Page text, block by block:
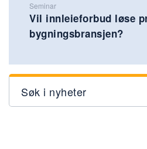
Seminar
Vil innleieforbud løse
bygningsbransjen?
Søk i nyheter